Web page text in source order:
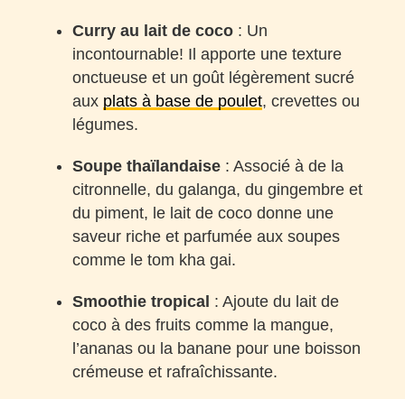
Curry au lait de coco : Un
incontournable! Il apporte une texture
onctueuse et un goût légèrement sucré
aux plats à base de poulet, crevettes ou
légumes.
Soupe thaïlandaise : Associé à de la
citronnelle, du galanga, du gingembre et
du piment, le lait de coco donne une
saveur riche et parfumée aux soupes
comme le tom kha gai.
Smoothie tropical : Ajoute du lait de
coco à des fruits comme la mangue,
l’ananas ou la banane pour une boisson
crémeuse et rafraîchissante.